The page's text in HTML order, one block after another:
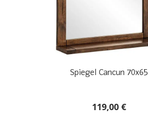
Spiegel Cancun 70x65
119,00 €